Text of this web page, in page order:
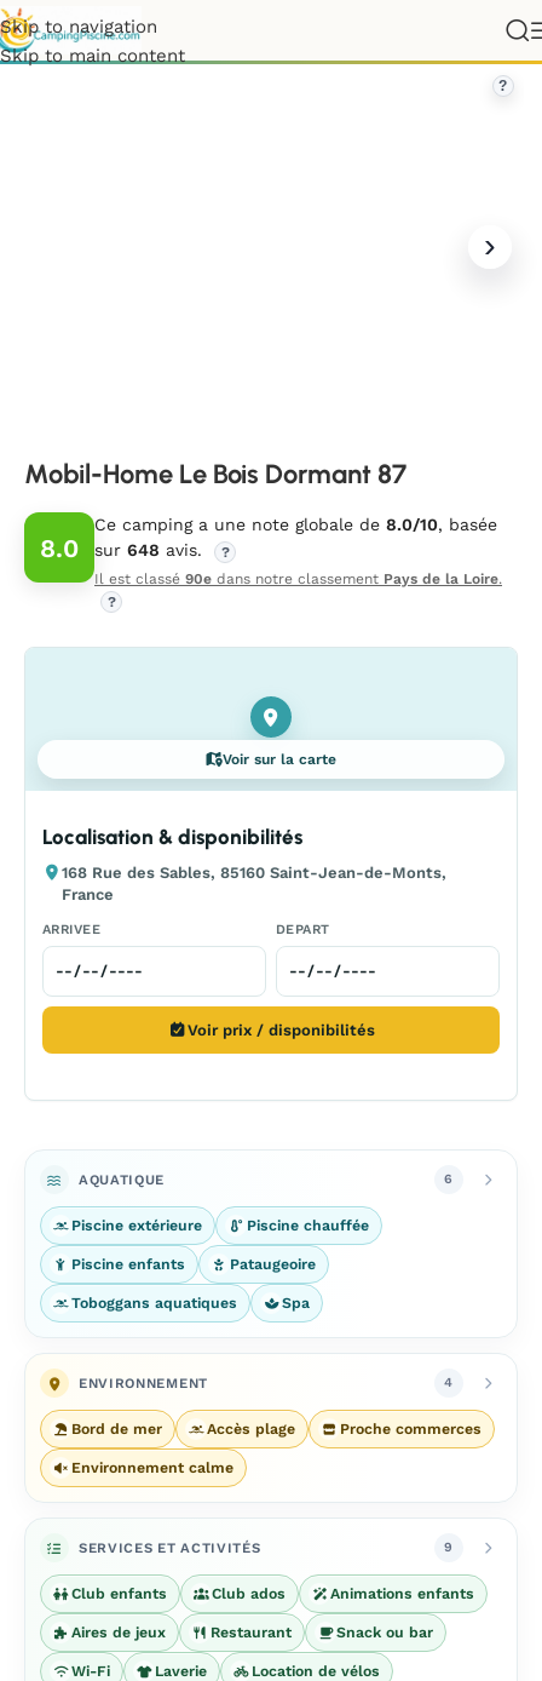
Skip to navigation
Skip to main content
de la Loire»Vendée
?
Mobil-Home Le Bois Dormant 87
8.0
Ce camping a une note globale de 8.0/10, basée
sur 648 avis.
?
Il est classé 90e dans notre classement Pays de la Loire.
?
Voir sur la carte
Localisation & disponibilités
168 Rue des Sables, 85160 Saint-Jean-de-Monts,
France
ARRIVEE DEPART
Voir prix / disponibilités
AQUATIQUE 6
Piscine extérieure Piscine chauffée
Piscine enfants Pataugeoire
Toboggans aquatiques Spa
ENVIRONNEMENT 4
Bord de mer Accès plage Proche commerces
Environnement calme
SERVICES ET ACTIVITÉS 9
Club enfants Club ados Animations enfants
Aires de jeux Restaurant Snack ou bar
Wi-Fi Laverie Location de vélos